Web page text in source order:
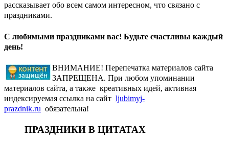
рассказывает обо всем самом интересном, что связано с
праздниками.
С любимыми праздниками вас! Будьте счастливы каждый
день!
ВНИМАНИЕ! Перепечатка материалов сайта
ЗАПРЕЩЕНА. При любом упоминании
материалов сайта, а также креативных идей, активная
индексируемая ссылка на сайт ljubimyj-
prazdnik.ru обязательна!
ПРАЗДНИКИ В ЦИТАТАХ